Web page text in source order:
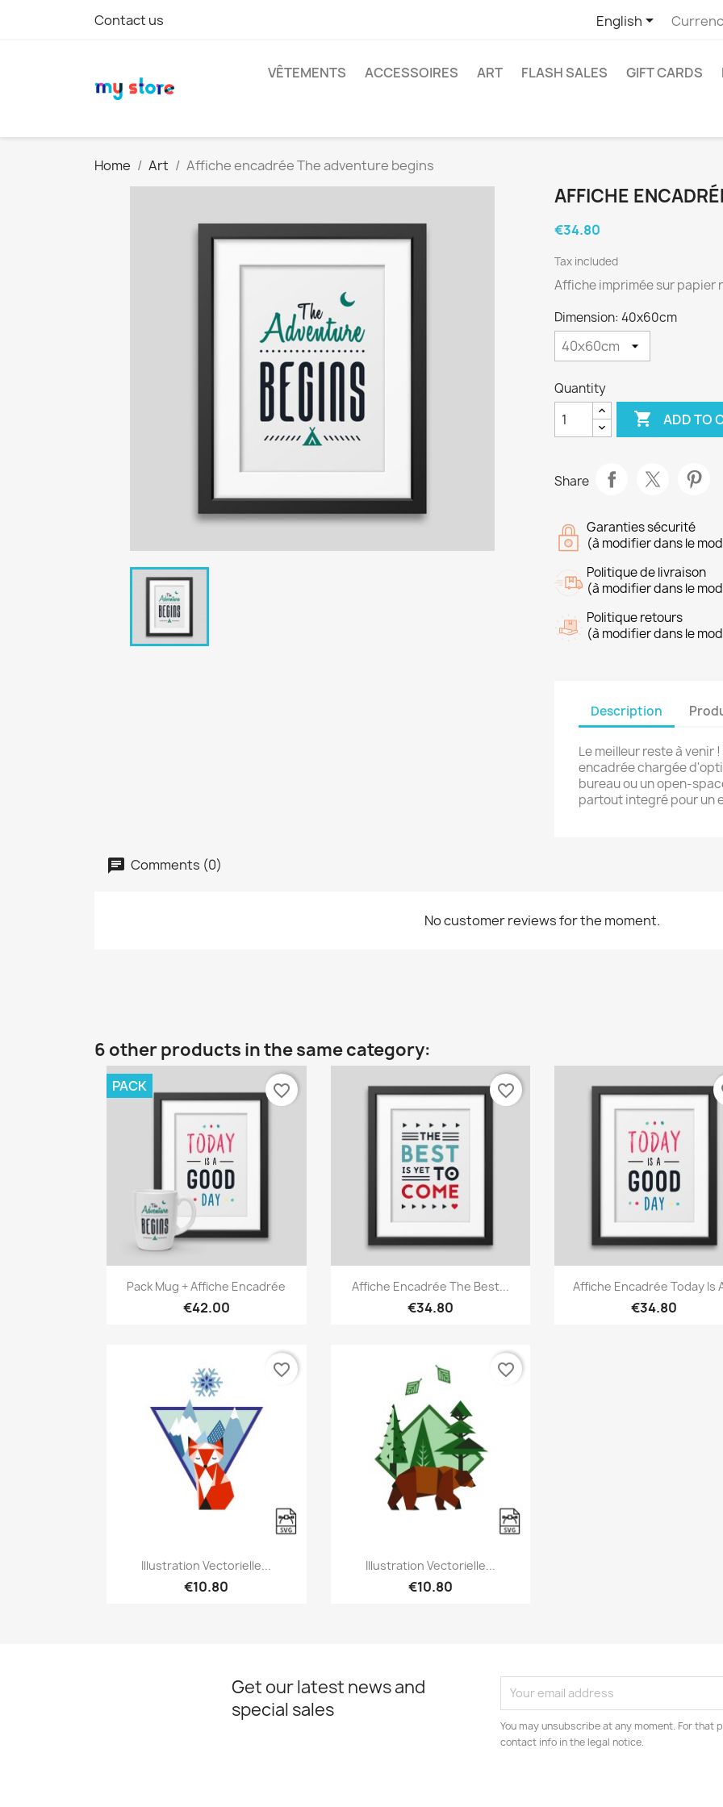
Contact us English
VÊTEMENTS ACCESSOIRES ART FLASH SALES GIFT CARDS
Home Art Affiche encadrée The adventure begins
AFFICHE
€34.80
Tax included
Affiche imprimée sur papier
Dimension: 40x60cm
Quantity
 ADD TO
Share
Garanties sécurité
(à modifier dans le
Politique de livraison
(à modifier dans le
Politique retours
(à modifier dans le
Description
Le meilleur reste à venir
encadrée chargée
bureau ou un open-
partout integré pour un
Comments (0)
No customer reviews for the moment.
6 other products in the same category:
 Quick view
Pack Mug + Affiche Encadrée
€42.00
PACK favorite_border
Quick view
Affiche Encadrée The Best...
€34.80
favorite_border
Quick view
Affiche Encadrée Today Is
€34.80
Quick view
Illustration Vectorielle...
€10.80
favorite_border
Quick view
Illustration Vectorielle...
€10.80
favorite_border
Get our latest news and
special sales
You may unsubscribe at any moment. For that
contact info in the legal notice.